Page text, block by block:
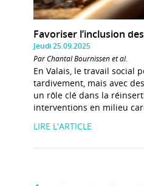
Favoriser l’inclusion
Jeudi 25.09.2025
Par Chantal Bournissen et al.
En Valais, le travail social
tardivement, mais avec
un rôle clé dans la
interventions en milieu
LIRE L'ARTICLE